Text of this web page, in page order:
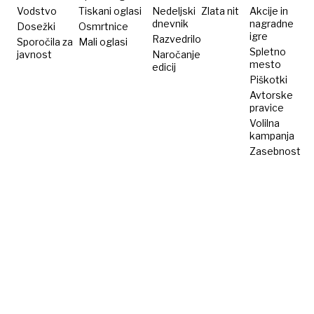
Vodstvo
Dosežki
Sporočila za
javnost
Tiskani oglasi
Osmrtnice
Mali oglasi
Nedeljski
dnevnik
Razvedrilo
Naročanje
edicij
Zlata nit
Akcije in
nagradne
igre
Spletno
mesto
Piškotki
Avtorske
pravice
Volilna
kampanja
Zasebnost